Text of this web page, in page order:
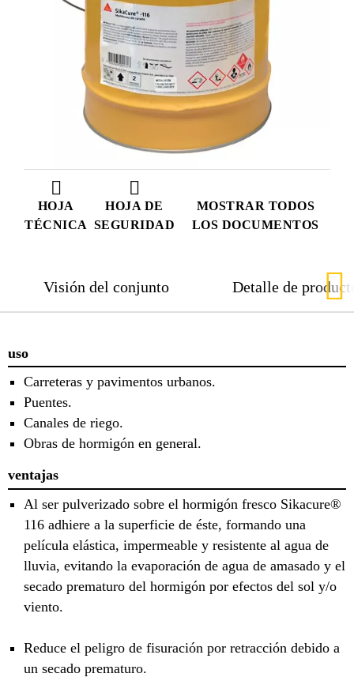
HOJA
TÉCNICA
HOJA DE
SEGURIDAD
MOSTRAR TODOS
LOS DOCUMENTOS
Visión del conjunto Detalle de
uso
Carreteras y pavimentos urbanos.
Puentes.
Canales de riego.
Obras de hormigón en general.
ventajas
Al ser pulverizado sobre el hormigón fresco Sikacure®
116 adhiere a la superficie de éste, formando una
película elástica, impermeable y resistente al agua de
lluvia, evitando la evaporación de agua de amasado y el
secado prematuro del hormigón por efectos del sol y/o
viento.
Reduce el peligro de fisuración por retracción debido a
un secado prematuro.